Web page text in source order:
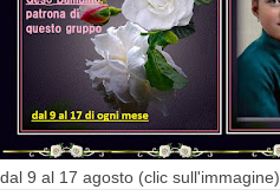
dal 9 al 17 agosto (clic sull'immagine)